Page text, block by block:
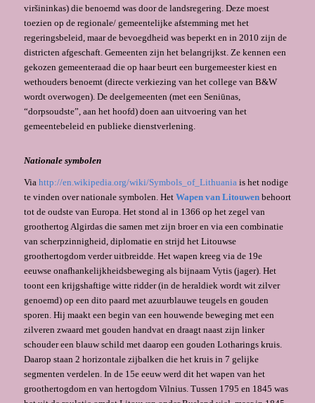
viršininkas) die benoemd was door de landsregering. Deze moest
toezien op de regionale/ gemeentelijke afstemming met het
regeringsbeleid, maar de bevoegdheid was beperkt en in 2010 zijn de
districten afgeschaft. Gemeenten zijn het belangrijkst. Ze kennen een
gekozen gemeenteraad die op haar beurt een burgemeester kiest en
wethouders benoemt (directe verkiezing van het college van B&W
wordt overwogen). De deelgemeenten (met een Seniūnas,
“dorpsoudste”, aan het hoofd) doen aan uitvoering van het
gemeentebeleid en publieke dienstverlening.
Nationale symbolen
Via http://en.wikipedia.org/wiki/Symbols_of_Lithuaniais het nodige
te vinden over nationale symbolen. Het Wapen van Litouwenbehoort
tot de oudste van Europa. Het stond al in 1366 op het zegel van
groothertog Algirdas die samen met zijn broer en via een combinatie
van scherpzinnigheid, diplomatie en strijd het Litouwse
groothertogdom verder uitbreidde. Het wapen kreeg via de 19e
eeuwse onafhankelijkheidsbeweging als bijnaam Vytis (jager). Het
toont een krijgshaftige witte ridder (in de heraldiek wordt wit zilver
genoemd) op een dito paard met azuurblauwe teugels en gouden
sporen. Hij maakt een begin van een houwende beweging met een
zilveren zwaard met gouden handvat en draagt naast zijn linker
schouder een blauw schild met daarop een gouden Lotharings kruis.
Daarop staan 2 horizontale zijbalken die het kruis in 7 gelijke
segmenten verdelen. In de 15e eeuw werd dit het wapen van het
groothertogdom en van hertogdom Vilnius. Tussen 1795 en 1845 was